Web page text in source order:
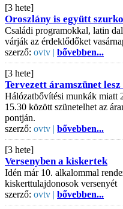
[3 hete]
Oroszlány is együtt
Családi programokkal, latin
várják az érdeklődőket
szerző: ovtv | bővebben...
[3 hete]
Tervezett áramszünet
Hálózatbővítési munkák miatt
15.30 között szünetelhet az
pontján.
szerző: ovtv | bővebben...
[3 hete]
Versenyben a kiskertek
Idén már 10. alkalommal
kiskerttulajdonosok versenyét
szerző: ovtv | bővebben...